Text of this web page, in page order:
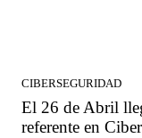
CIBERSEGURIDAD
El 26 de Abril
referente en